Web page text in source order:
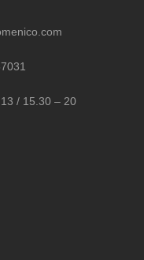
/ 15.30 – 20